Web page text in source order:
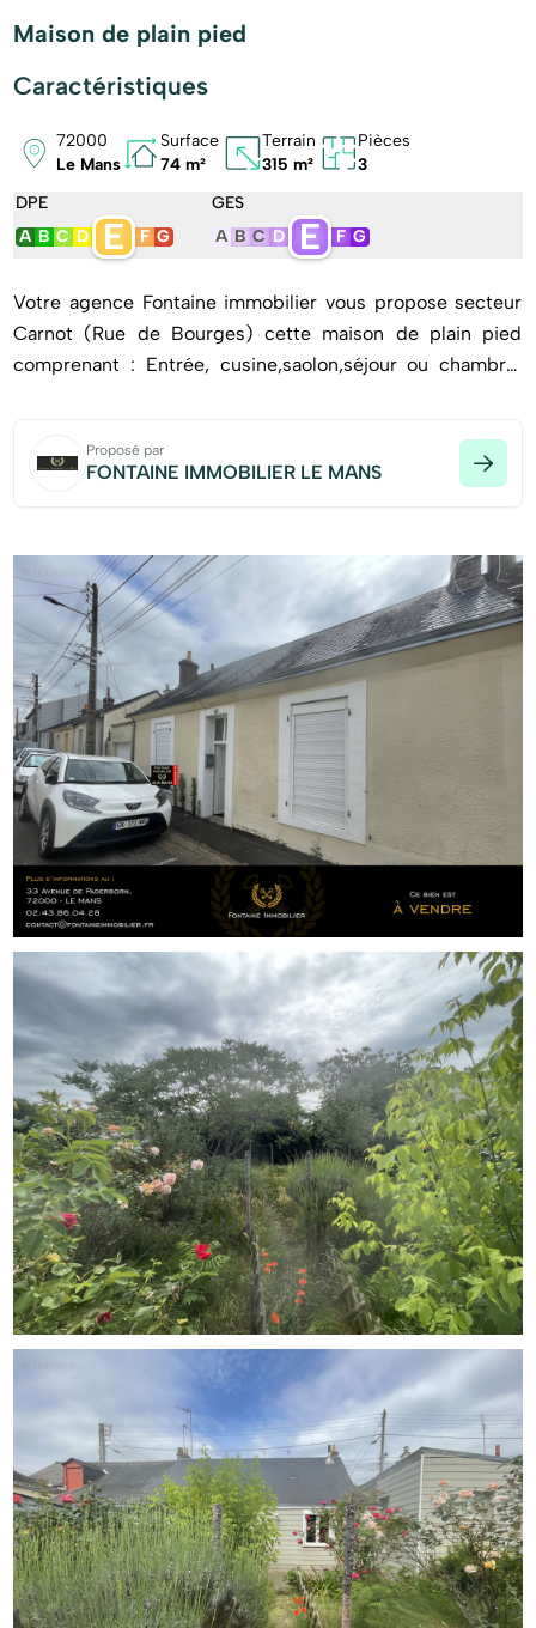
Maison de plain pied
Caractéristiques
72000
Le Mans
Surface
74 m²
Terrain
315 m²
Pièces
3
DPE
A B C D E F G
GES
A B C D E F G
Votre agence Fontaine immobilier vous propose secteur
Carnot (Rue de Bourges) cette maison de plain pied
comprenant : Entrée, cusine,saolon,séjour ou chambre,
Proposé par
FONTAINE IMMOBILIER LE MANS